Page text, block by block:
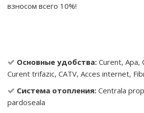
взносом всего 10%!
Основные удобства: Curent, Apa,
Curent trifazic, CATV, Acces internet,
Система отопления: Centrala
pardoseala